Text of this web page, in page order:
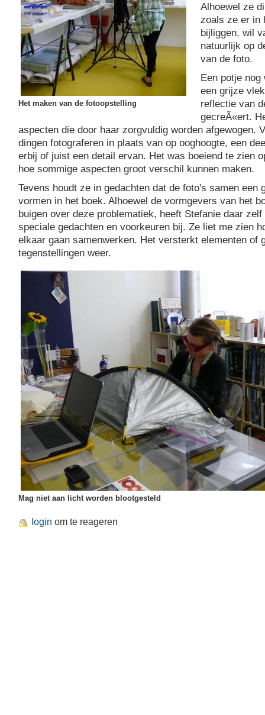
Het maken van de fotoopstelling
Alhoewel ze
zoals ze er in
bijliggen, wil
natuurlijk op
van de foto.
Een potje
een grijze
reflectie van
gecreÃ«ert.
aspecten die door haar zorgvuldig worden afgewogen.
dingen fotograferen in plaats van op ooghoogte, een
erbij of juist een detail ervan. Het was boeiend te zien
hoe sommige aspecten groot verschil kunnen maken.
Tevens houdt ze in gedachten dat de foto's samen een
vormen in het boek. Alhoewel de vormgevers van het
buigen over deze problematiek, heeft Stefanie daar
speciale gedachten en voorkeuren bij. Ze liet me zien
elkaar gaan samenwerken. Het versterkt elementen of
tegenstellingen weer.
Mag niet aan licht worden blootgesteld
login om te reageren